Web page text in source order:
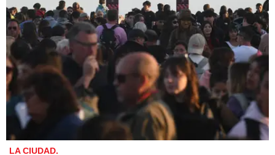
LA CIUDAD.